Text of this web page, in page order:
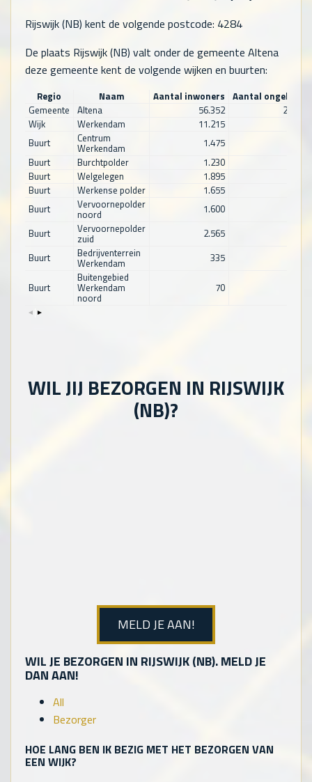
Rijswijk (NB) kent de volgende postcode: 4284
De plaats Rijswijk (NB) valt onder de gemeente Altena
deze gemeente kent de volgende wijken en buurten:
Regio Naam Aantal inwoners Aantal ongehuwd
Gemeente Altena 56.352
24.228
Wijk
Werkendam 11.215
Buurt
Centrum
Werkendam 1.475
Buurt
Burchtpolder 1.230
Buurt
Welgelegen 1.895
Buurt
Werkense polder 1.655
Buurt
Vervoornepolder
noord 1.600
Buurt
Vervoornepolder
zuid 2.565
Buurt
Bedrijventerrein
Werkendam 335
Buurt
Buitengebied
Werkendam
noord
70
WIL JIJ BEZORGEN IN RIJSWIJK
(NB)?
MELD JE AAN!
WIL JE BEZORGEN IN RIJSWIJK (NB). MELD JE
DAN AAN!
All
Bezorger
HOE LANG BEN IK BEZIG MET HET BEZORGEN VAN
EEN WIJK?